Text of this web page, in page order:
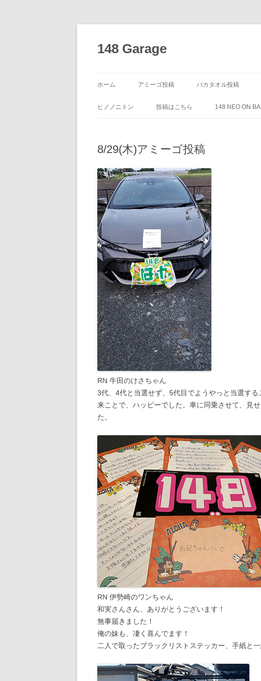
ン
ツ
ッ
148 Garage
ホーム アミーゴ投稿 バカタオル投稿
ヒノノニトン 投稿はこちら 148 NEO ON
8/29(木)アミーゴ投稿
RN 牛田のけさちゃん
3代、4代と当選せず、5代目でようやっと当選す
来ことで、ハッピーでした。車に同乗させて、見
た。
RN 伊勢崎のワンちゃん
和実さんさん、ありがとうございます！
無事届きました！
俺の妹も、凄く喜んでます！
二人で取ったブラックリストステッカー、手紙と